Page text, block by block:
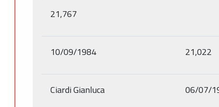
21,767
10/09/1984 21,022
Ciardi Gianluca 06/07/